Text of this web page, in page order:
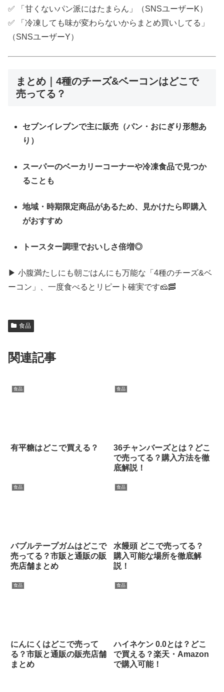
✅ 「甘くないパン派にはたまらん」（SNSユーザーK）
✅ 「冷凍しても味が変わらないからまとめ買いしてる」
（SNSユーザーY）
まとめ｜4種のチーズ&ベーコンはどこで
売ってる？
セブンイレブンで主に販売（パン・おにぎり形態あ
り）
スーパーのベーカリーコーナーや冷凍食品で見つか
ることも
地域・時期限定商品があるため、見かけたら即購入
がおすすめ
トースター調理でおいしさ倍増◎
▶ 小腹満たしにも朝ごはんにも万能な「4種のチーズ&ベ
ーコン」、一度食べるとリピート確実です🧀🥓
食品
関連記事
食品
有平糖はどこで買える？
食品
36チャンバーズとは？どこ
で売ってる？購入方法を徹
底解説！
食品
バブルテープガムはどこで
売ってる？市販と通販の販
売店舗まとめ
食品
水饅頭 どこで売ってる？
購入可能な場所を徹底解
説！
食品
にんにくはどこで売って
る？市販と通販の販売店舗
まとめ
食品
ハイネケン 0.0とは？どこ
で買える？楽天・Amazon
で購入可能！